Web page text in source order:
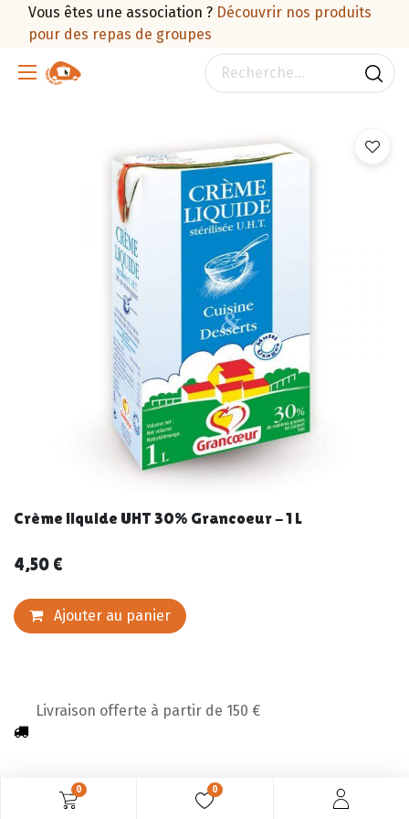
0 0
Vous êtes une association ? Découvrir nos produits
pour des repas de groupes
Crème liquide UHT 30% Grancoeur - 1 L
4,50 €
Ajouter au panier
Livraison offerte à partir de 150 €